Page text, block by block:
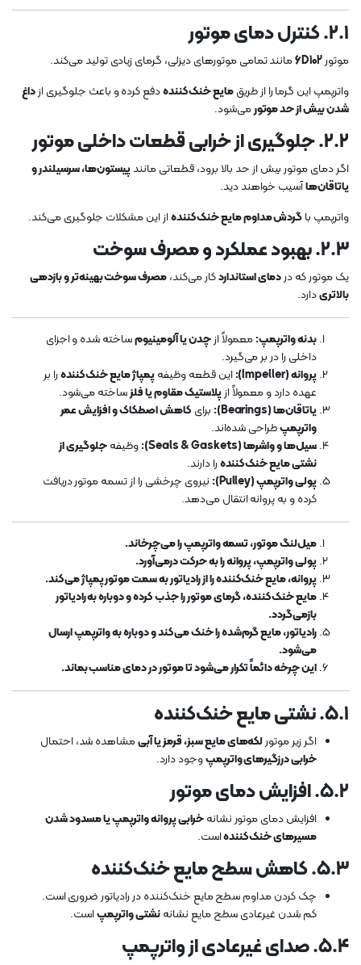
۲.۱. کنترل دمای موتور
موتور6D102مانند تمامی موتورهای دیزلی، گرمای زیادی تولید می‌کند.
واترپمپ این گرما را از طریقمایع خنک‌کنندهدفع کرده و باعث جلوگیری ازداغ
شدن بیش از حد موتورمی‌شود.
۲.۲. جلوگیری از خرابی قطعات داخلی موتور
اگر دمای موتور بیش از حد بالا برود، قطعاتی مانندپیستون‌ها، سرسیلندر و
یاتاقان‌هاآسیب خواهند دید.
واترپمپ باگردش مداوم مایع خنک‌کنندهاز این مشکلات جلوگیری می‌کند.
۲.۳. بهبود عملکرد و مصرف سوخت
یک موتور که دردمای استانداردکار می‌کند،مصرف سوخت بهینه‌تر و بازدهی
بالاتریدارد.
بدنه واترپمپ:معمولاً ازچدن یا آلومینیومساخته شده و اجزای
داخلی را در بر می‌گیرد.
پروانه (Impeller):
این قطعه وظیفهپمپاژ مایع خنک‌کنندهرا بر
عهده دارد و معمولاً ازپلاستیک مقاوم یا فلزساخته می‌شود.
یاتاقان‌ها (Bearings):
برای کاهش اصطکاک و افزایش عمر
واترپمپطراحی شده‌اند.
سیل‌ها و واشرها (Seals & Gaskets):
وظیفهجلوگیری از
نشتی مایع خنک‌کنندهرا دارند.
پولی واترپمپ (Pulley):
نیروی چرخشی را از تسمه موتور دریافت
کرده و به پروانه انتقال می‌دهد.
میل‌لنگ موتور، تسمه واترپمپ را می‌چرخاند.
پولی واترپمپ، پروانه را به حرکت درمی‌آورد.
پروانه، مایع خنک‌کننده را از رادیاتور به سمت موتور پمپاژ می‌کند.
مایع خنک‌کننده، گرمای موتور را جذب کرده و دوباره به رادیاتور
بازمی‌گردد.
رادیاتور، مایع گرم‌شده را خنک می‌کند و دوباره به واترپمپ ارسال
می‌شود.
این چرخه دائماً تکرار می‌شود تا موتور در دمای مناسب بماند.
۵.۱. نشتی مایع خنک‌کننده
اگر زیر موتورلکه‌های مایع سبز، قرمز یا آبیمشاهده شد، احتمال
خرابی درزگیرهای واترپمپوجود دارد.
۵.۲. افزایش دمای موتور
افزایش دمای موتور نشانهخرابی پروانه واترپمپ یا مسدود شدن
مسیرهای خنک‌کنندهاست.
۵.۳. کاهش سطح مایع خنک‌کننده
چک کردن مداوم سطح مایع خنک‌کننده در رادیاتور ضروری است.
کم شدن غیرعادی سطح مایع نشانهنشتی واترپمپاست.
۵.۴. صدای غیرعادی از واترپمپ